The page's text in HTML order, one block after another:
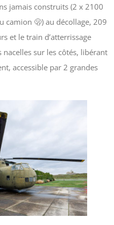
jamais construits (2 x 2100
camion 🫢) au décollage, 209
et le train d’atterrissage
sur les côtés, libérant
accessible par 2 grandes